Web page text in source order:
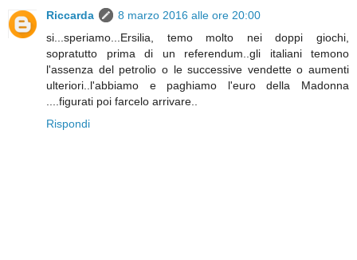
Riccarda
8 marzo 2016 alle ore 20:00
si...speriamo...Ersilia, temo molto nei doppi giochi,
sopratutto prima di un referendum..gli italiani temono
l'assenza del petrolio o le successive vendette o aumenti
ulteriori..l'abbiamo e paghiamo l'euro della Madonna
....figurati poi farcelo arrivare..
Rispondi